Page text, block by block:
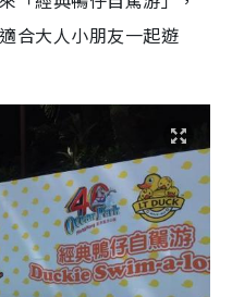
合大人小朋友一起遊